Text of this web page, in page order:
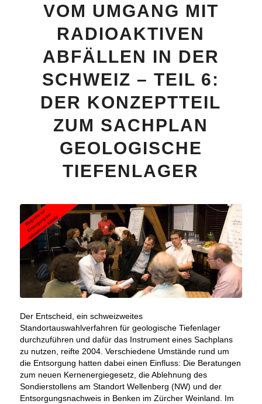
VOM UMGANG MIT
RADIOAKTIVEN
ABFÄLLEN IN DER
SCHWEIZ – TEIL 6:
DER KONZEPTTEIL
ZUM SACHPLAN
GEOLOGISCHE
TIEFENLAGER
Der Entscheid, ein schweizweites
Standortauswahlverfahren für geologische Tiefenlager
durchzuführen und dafür das Instrument eines Sachplans
zu nutzen, reifte 2004. Verschiedene Umstände rund um
die Entsorgung hatten dabei einen Einfluss: Die Beratungen
zum neuen Kernenergiegesetz, die Ablehnung des
Sondierstollens am Standort Wellenberg (NW) und der
Entsorgungsnachweis in Benken im Zürcher Weinland. Im